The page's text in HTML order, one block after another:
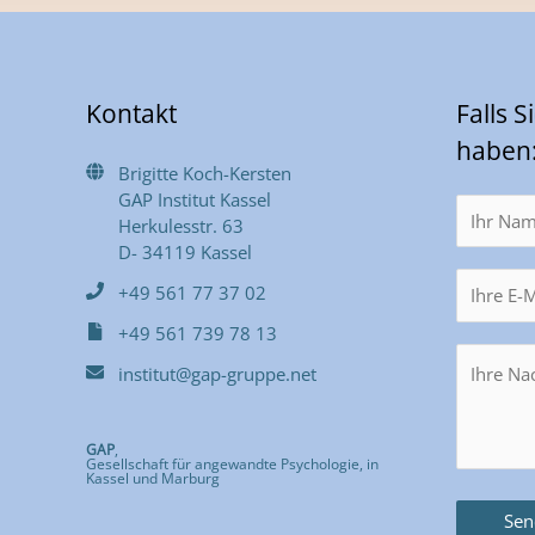
Kontakt
Brigitte Koch-Kersten
GAP Institut Kassel
Herkulesstr. 63
D- 34119 Kassel
+49 561 77 37 02
+49 561 739 78 13
institut@gap-gruppe.net
GAP,
Gesellschaft für angewandte Psychologie, in
Kassel und Marburg
Falls
haben: